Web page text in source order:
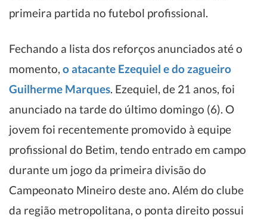
primeira partida no futebol profissional.
Fechando a lista dos reforços anunciados até o
momento, o atacante Ezequiel e do zagueiro
Guilherme Marques . Ezequiel, de 21 anos, foi
anunciado na tarde do último domingo (6). O
jovem foi recentemente promovido à equipe
profissional do Betim, tendo entrado em campo
durante um jogo da primeira divisão do
Campeonato Mineiro deste ano. Além do clube
da região metropolitana, o ponta direito possui